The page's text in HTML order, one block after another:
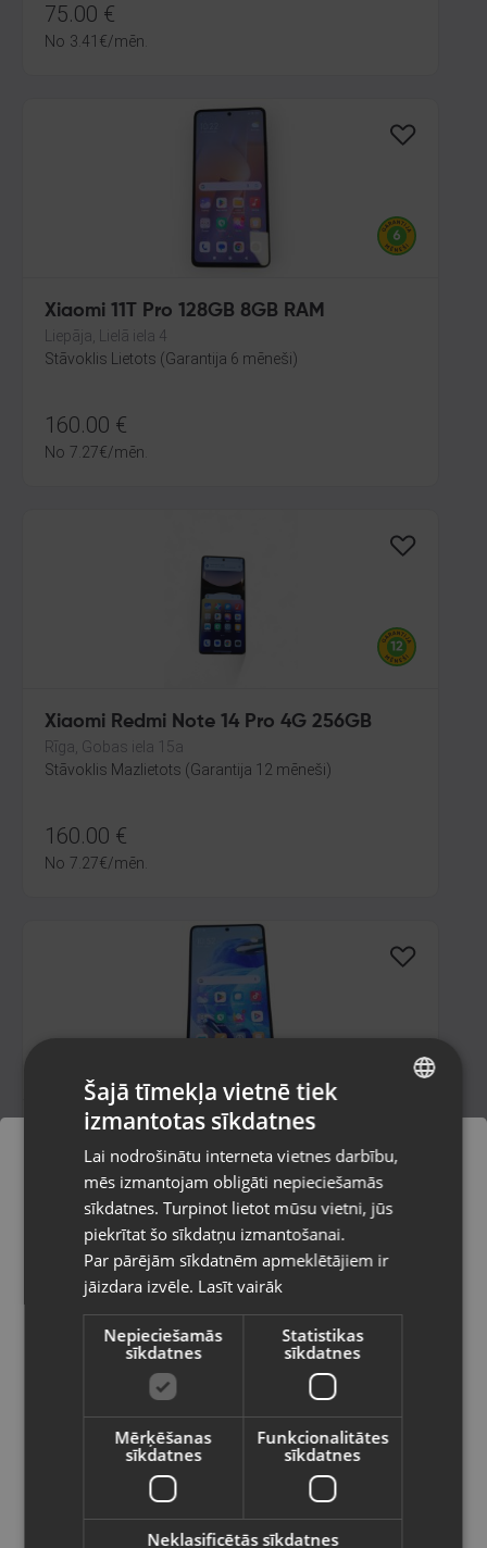
75.00 €
No 3.41 €/mēn.
Xiaomi 11T Pro 128GB 8GB RAM
Liepāja, Lielā iela 4
Stāvoklis Lietots (Garantija 6 mēneši)
160.00 €
No 7.27€/mēn.
Xiaomi Redmi Note 14 Pro 4G 256GB
Rīga, Gobas iela 15a
Stāvoklis Mazlietots (Garantija 12 mēneši)
160.00 €
No 7.27€/mēn.
Xiaomi Redmi Note 12 Pro 5G 128GB 6GB
RAM
Rīga, Kurzemes prospekts 59a
Stāvoklis Mazlietots (Garantija 12 mēneši)
90.00€
/mēn.
Xiaomi Redmi Note 8T M1908C3XG 64GB
Pasūtījumi tiks piegādāti uz
izvēlēto valsti
Vietnes saturs būs attēlots izvēlētajā
valodā
Valsts
Latviešu / Latvian
RUSSIAN
Šajā tīmekļa vietnē tiek
izmantotas sīkdatnes
Lai nodrošinātu interneta vietnes darbību,
mēs izmantojam obligāti nepieciešamās
sīkdatnes. Turpinot lietot mūsu vietni, jūs
piekrītat šo sīkdatņu izmantošanai.
Par pārējām sīkdatnēm apmeklētājiem ir
jāizdara izvēle. Lasīt vairāk
Nepieciešamās
sīkdatnes
Statistikas
sīkdatnes
Mērķēšanas
sīkdatnes
Funkcionalitātes
sīkdatnes
Neklasificētās sīkdatnes